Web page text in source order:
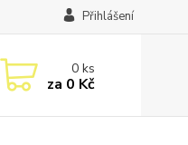
Přihlášení
0ks
za 0 Kč